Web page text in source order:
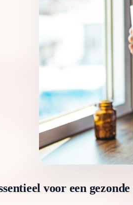
voor een